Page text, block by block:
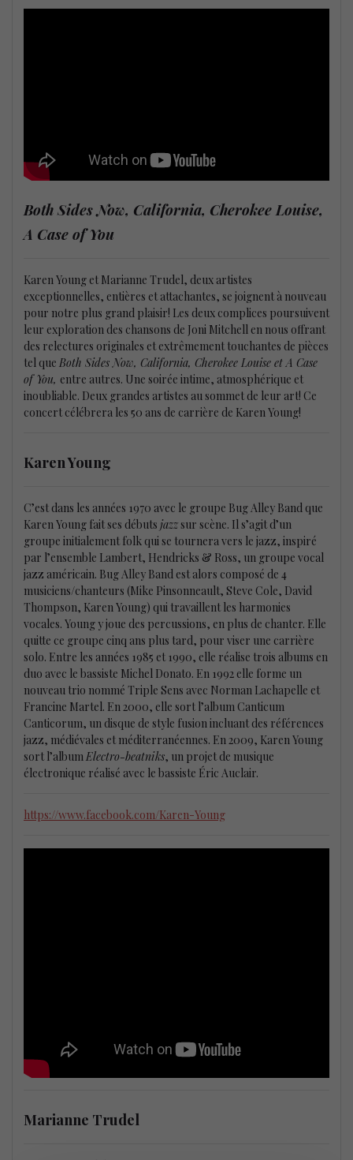
Both Sides Now, California, Cherokee Louise,
A Case of You
Karen Young et Marianne Trudel, deux artistes
exceptionnelles, entières et attachantes, se joignent à nouveau
pour notre plus grand plaisir! Les deux complices poursuivent
leur exploration des chansons de Joni Mitchell en nous offrant
des relectures originales et extrêmement touchantes de pièces
tel que Both Sides Now, California, Cherokee Louise et A Case
of You, entre autres. Une soirée intime, atmosphérique et
inoubliable. Deux grandes artistes au sommet de leur art! Ce
concert célébrera les 50 ans de carrière de Karen Young!
Karen Young
C’est dans les années 1970 avec le groupe Bug Alley Band que
Karen Young fait ses débuts jazzsur scène. Il s’agit d’un
groupe initialement folk qui se tournera vers le jazz, inspiré
par l’ensemble Lambert, Hendricks & Ross, un groupe vocal
jazz américain. Bug Alley Band est alors composé de 4
musiciens/chanteurs (Mike Pinsonneault, Steve Cole, David
Thompson, Karen Young) qui travaillent les harmonies
vocales. Young y joue des percussions, en plus de chanter. Elle
quitte ce groupe cinq ans plus tard, pour viser une carrière
solo. Entre les années 1985 et 1990, elle réalise trois albums en
duo avec le bassiste Michel Donato. En 1992 elle forme un
nouveau trio nommé Triple Sens avec Norman Lachapelle et
Francine Martel. En 2000, elle sort l’album Canticum
Canticorum, un disque de style fusion incluant des références
jazz, médiévales et méditerranéennes. En 2009, Karen Young
sort l’albumElectro-beatniks, un projet de musique
électronique réalisé avec le bassiste Éric Auclair.
https://www.facebook.com/Karen-Young
Marianne Trudel